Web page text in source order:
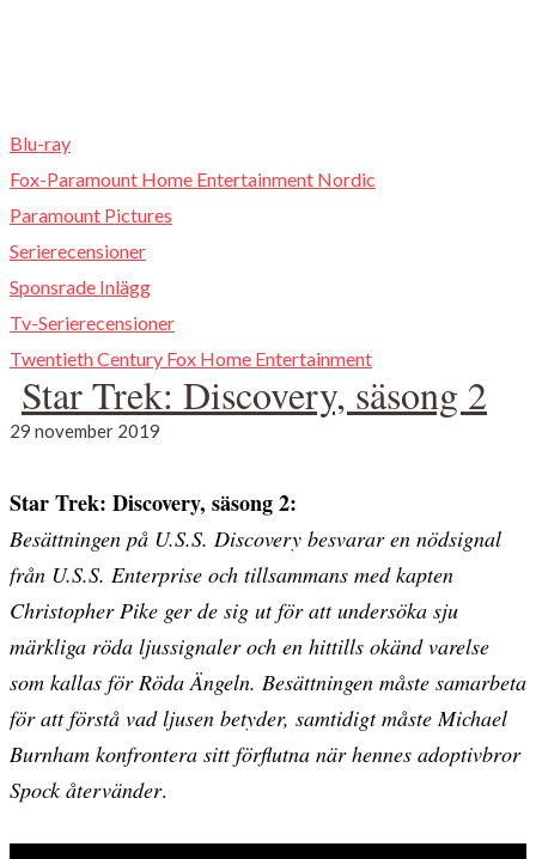
Blu-ray
Fox-Paramount Home Entertainment Nordic
Paramount Pictures
Serierecensioner
Sponsrade Inlägg
Tv-Serierecensioner
Twentieth Century Fox Home Entertainment
Star Trek: Discovery, säsong 2
29 november 2019
Star Trek: Discovery, säsong 2:
Besättningen på U.S.S. Discovery besvarar en nödsignal
från U.S.S. Enterprise och tillsammans med kapten
Christopher Pike ger de sig ut för att undersöka sju
märkliga röda ljussignaler och en hittills okänd varelse
som kallas för Röda Ängeln. Besättningen måste samarbeta
för att förstå vad ljusen betyder, samtidigt måste Michael
Burnham konfrontera sitt förflutna när hennes adoptivbror
Spock återvänder.